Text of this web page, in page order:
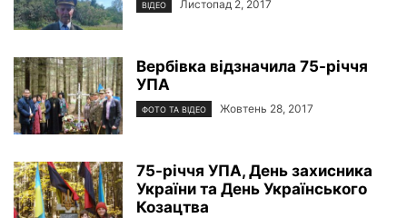
ВІДЕО Листопад 2, 2017
Вербівка відзначила 75-річчя
УПА
ФОТО ТА ВІДЕО Жовтень 28, 2017
75-річчя УПА, День захисника
України та День Українського
Козацтва